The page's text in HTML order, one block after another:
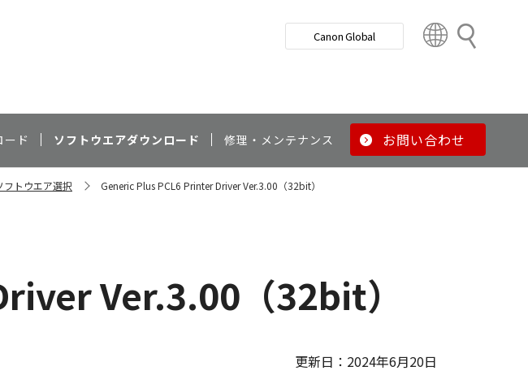
検
Canon Global
t
y
ド ソフトウエアダウンロード 修理・メンテナンス お問い合わせ
フトウエア選択 Generic Plus PCL6 Printer Driver Ver.3.00（32bit）
Ver.3.00（32bit）
更新日：2024年6月20日